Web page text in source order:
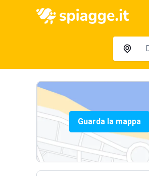
Guarda la mappa